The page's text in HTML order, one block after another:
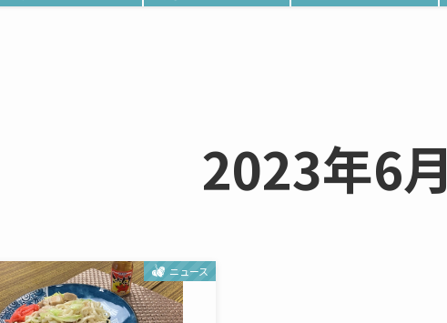
2023年6月
ニュース